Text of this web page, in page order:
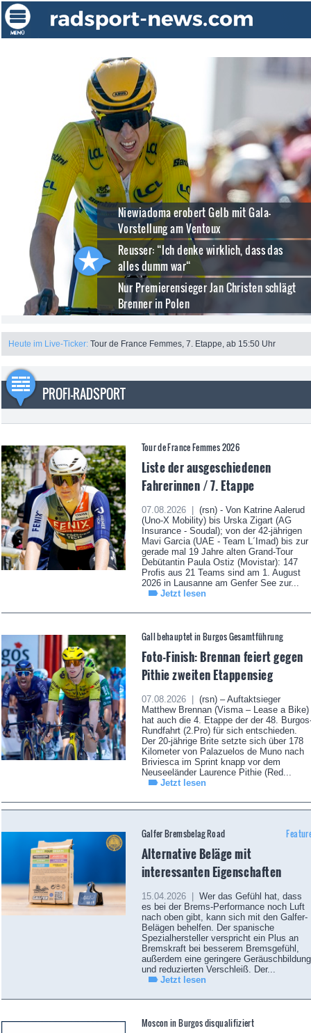
Niewiadoma erobert Gelb mit Gala-
Vorstellung am Ventoux
Reusser: “Ich denke wirklich, dass das
alles dumm war“
Nur Premierensieger Jan Christen schlägt
Brenner in Polen
Heute im Live-Ticker: Tour de France Femmes, 7. Etappe, ab 15:50 Uhr
PROFI-RADSPORT
Tour de France Femmes 2026
Liste der ausgeschiedenen
Fahrerinnen / 7. Etappe
07.08.2026 |
(rsn) - Von Katrine Aalerud
(Uno-X Mobility) bis Urska Zigart (AG
Insurance - Soudal); von der 42-jährigen
Mavi Garcia (UAE - Team L´Imad) bis zur
gerade mal 19 Jahre alten Grand-Tour
Debütantin Paula Ostiz (Movistar): 147
Profis aus 21 Teams sind am 1. August
2026 in Lausanne am Genfer See zur...
Jetzt lesen
Gall behauptet in Burgos Gesamtführung
Foto-Finish: Brennan feiert gegen
Pithie zweiten Etappensieg
07.08.2026 |
(rsn) – Auftaktsieger
Matthew Brennan (Visma – Lease a Bike)
hat auch die 4. Etappe der der 48.
Rundfahrt (2.Pro) für sich entschieden.
Der 20-jährige Brite setzte sich über 178
Kilometer von Palazuelos de Muno nach
Briviesca im Sprint knapp vor dem
Neuseeländer Laurence Pithie (Red...
Jetzt lesen
Galfer Bremsbelag Road
Alternative Beläge mit
interessanten Eigenschaften
15.04.2026 |
Wer das Gefühl hat, dass
es bei der Brems-Performance noch Luft
nach oben gibt, kann sich mit den Galfer-
Belägen behelfen. Der spanische
Spezialhersteller verspricht ein Plus an
Bremskraft bei besserem Bremsgefühl,
außerdem eine geringere Geräuschbildung
und reduzierten Verschleiß. Der...
Jetzt lesen
Moscon in Burgos disqualifiziert